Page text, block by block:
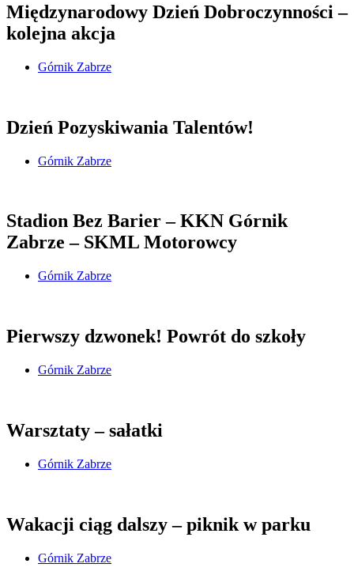
Międzynarodowy Dzień Dobroczynności –
kolejna akcja
Górnik Zabrze
Dzień Pozyskiwania Talentów!
Górnik Zabrze
Stadion Bez Barier – KKN Górnik
Zabrze – SKML Motorowcy
Górnik Zabrze
Pierwszy dzwonek! Powrót do szkoły
Górnik Zabrze
Warsztaty – sałatki
Górnik Zabrze
Wakacji ciąg dalszy – piknik w parku
Górnik Zabrze